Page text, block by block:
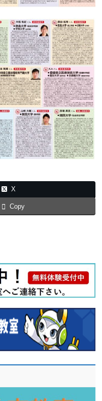
X
Copy